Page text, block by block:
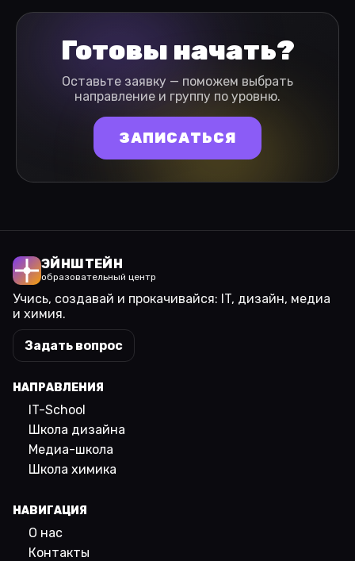
Готовы начать?
Оставьте заявку — поможем выбрать
направление и группу по уровню.
ЗАПИСАТЬСЯ
ЭЙНШТЕЙН
образовательный центр
Учись, создавай и прокачивайся: IT, дизайн, медиа
и химия.
Задать вопрос
НАПРАВЛЕНИЯ
IT-School
Школа дизайна
Медиа-школа
Школа химика
НАВИГАЦИЯ
О нас
Контакты